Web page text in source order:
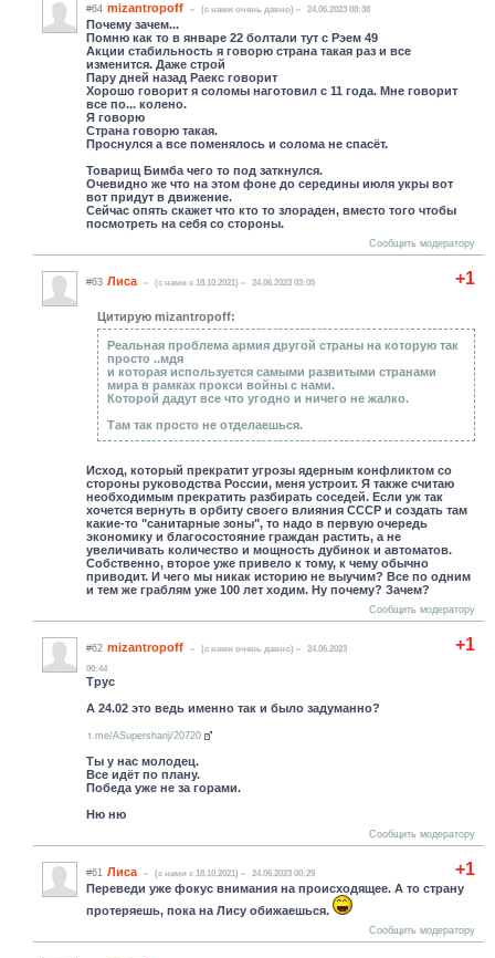
#64 mizantropoff (c нами очень давно) 24.06.2023 08:38
Почему зачем...
Помню как то в январе 22 болтали тут с Рэем 49
Акции стабильность я говорю страна такая раз и все
изменится. Даже строй
Пару дней назад Раекс говорит
Хорошо говорит я соломы наготовил с 11 года. Мне говорит
все по... колено.
Я говорю
Страна говорю такая.
Проснулся а все поменялось и солома не спасёт.
Товарищ Бимба чего то под заткнулся.
Очевидно же что на этом фоне до середины июля укры вот
вот придут в движение.
Сейчас опять скажет что кто то злораден, вместо того чтобы
посмотреть на себя со стороны.
Сообщить модератору
+1
#63 Лиса (c нами с 18.10.2021) 24.06.2023 03:05
Цитирую mizantropoff:
Реальная проблема армия другой страны на которую так
просто ..мдя
и которая используется самыми развитыми странами
мира в рамках прокси войны с нами.
Которой дадут все что угодно и ничего не жалко.
Там так просто не отделаешься.
Исход, который прекратит угрозы ядерным конфликтом со
стороны руководства России, меня устроит. Я также считаю
необходимым прекратить разбирать соседей. Если уж так
хочется вернуть в орбиту своего влияния СССР и создать там
какие-то "санитарные зоны", то надо в первую очередь
экономику и благосостояние граждан растить, а не
увеличивать количество и мощность дубинок и автоматов.
Собственно, второе уже привело к тому, к чему обычно
приводит. И чего мы никак историю не выучим? Все по одним
и тем же граблям уже 100 лет ходим. Ну почему? Зачем?
Сообщить модератору
+1
#62 mizantropoff (c нами очень давно)
24.06.2023
00:44
Трус
А 24.02 это ведь именно так и было задуманно?
t.me/ASupersharij/20720
Ты у нас молодец.
Все идёт по плану.
Победа уже не за горами.
Ню ню
Сообщить модератору
+1
#61 Лиса (c нами с 18.10.2021) 24.06.2023 00:29
Переведи уже фокус внимания на происходящее. А то страну
протеряешь, пока на Лису обижаешься.
Сообщить модератору